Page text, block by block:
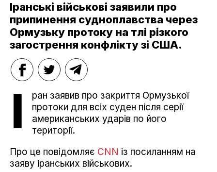
Іранські військові заявили про
припинення судноплавства через
Ормузьку протоку на тлі різкого
загострення конфлікту зі США.
І
ран заявив про закриття Ормузької
протоки для всіх суден після серії
американських ударів по його
території.
Про це повідомляє CNN із посиланням на
заяву іранських військових.